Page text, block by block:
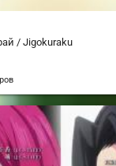
/ Jigokuraku